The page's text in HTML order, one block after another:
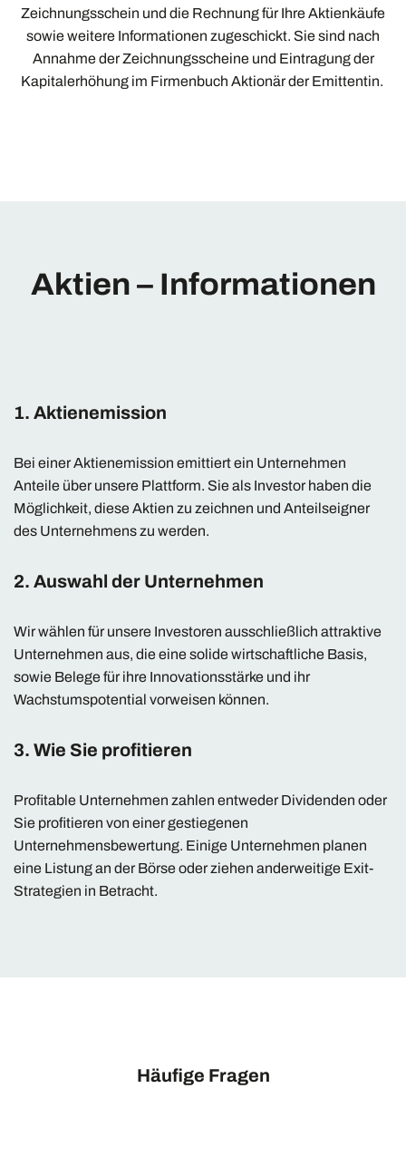
Zeichnungsschein und die Rechnung für Ihre Aktienkäufe
sowie weitere Informationen zugeschickt. Sie sind nach
Annahme der Zeichnungsscheine und Eintragung der
Kapitalerhöhung im Firmenbuch Aktionär der Emittentin.
Aktien – Informationen
1. Aktienemission
Bei einer Aktienemission emittiert ein Unternehmen
Anteile über unsere Plattform. Sie als Investor haben die
Möglichkeit, diese Aktien zu zeichnen und Anteilseigner
des Unternehmens zu werden.
2. Auswahl der Unternehmen
Wir wählen für unsere Investoren ausschließlich attraktive
Unternehmen aus, die eine solide wirtschaftliche Basis,
sowie Belege für ihre Innovationsstärke und ihr
Wachstumspotential vorweisen können.
3. Wie Sie profitieren
Profitable Unternehmen zahlen entweder Dividenden oder
Sie profitieren von einer gestiegenen
Unternehmensbewertung. Einige Unternehmen planen
eine Listung an der Börse oder ziehen anderweitige Exit-
Strategien in Betracht.
Häufige Fragen